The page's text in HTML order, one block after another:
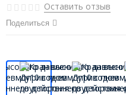
Оставить отзыв
Поделиться